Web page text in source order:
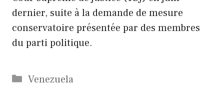
dernier, suite à la demande de mesure
conservatoire présentée par des membres
du parti politique.
Catégories
Venezuela